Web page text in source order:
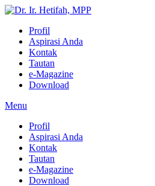
Profil
Aspirasi Anda
Kontak
Tautan
e-Magazine
Download
Menu
Profil
Aspirasi Anda
Kontak
Tautan
e-Magazine
Download